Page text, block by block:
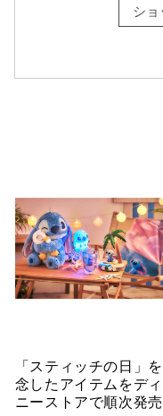
シ
「スティッチの日」
念したアイテムをデ
ニーストアで順次発売